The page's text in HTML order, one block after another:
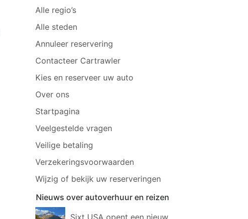
Alle regio’s
Alle steden
Annuleer reservering
Contacteer Cartrawler
Kies en reserveer uw auto
Over ons
Startpagina
Veelgestelde vragen
Veilige betaling
Verzekeringsvoorwaarden
Wijzig of bekijk uw reserveringen
Nieuws over autoverhuur en reizen
Sixt USA opent een nieuw